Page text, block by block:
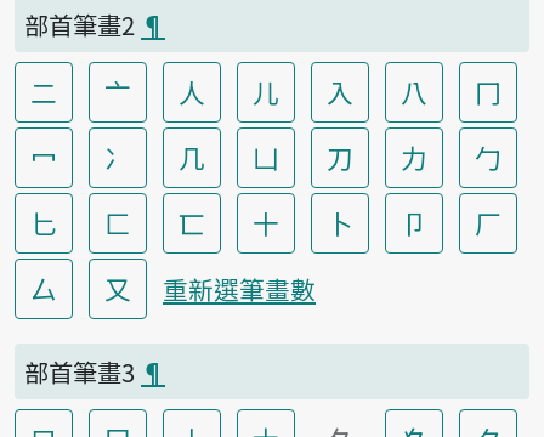
部首筆畫2 ¶
二 亠 人 儿 入 八
冂
冖
冫 几 凵 刀 力
勹
匕
匚 匸 十 卜 卩
厂
厶
又 重新選筆畫數
部首筆畫3 ¶